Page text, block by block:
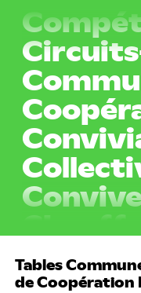
Tables
de Coopération